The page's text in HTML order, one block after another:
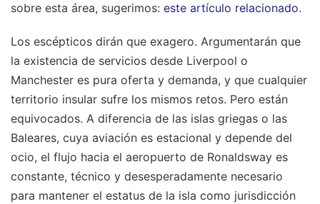
sobre esta área, sugerimos: este artículo relacionado.
Los escépticos dirán que exagero. Argumentarán que
la existencia de servicios desde Liverpool o
Manchester es pura oferta y demanda, y que cualquier
territorio insular sufre los mismos retos. Pero están
equivocados. A diferencia de las islas griegas o las
Baleares, cuya aviación es estacional y depende del
ocio, el flujo hacia el aeropuerto de Ronaldsway es
constante, técnico y desesperadamente necesario
para mantener el estatus de la isla como jurisdicción